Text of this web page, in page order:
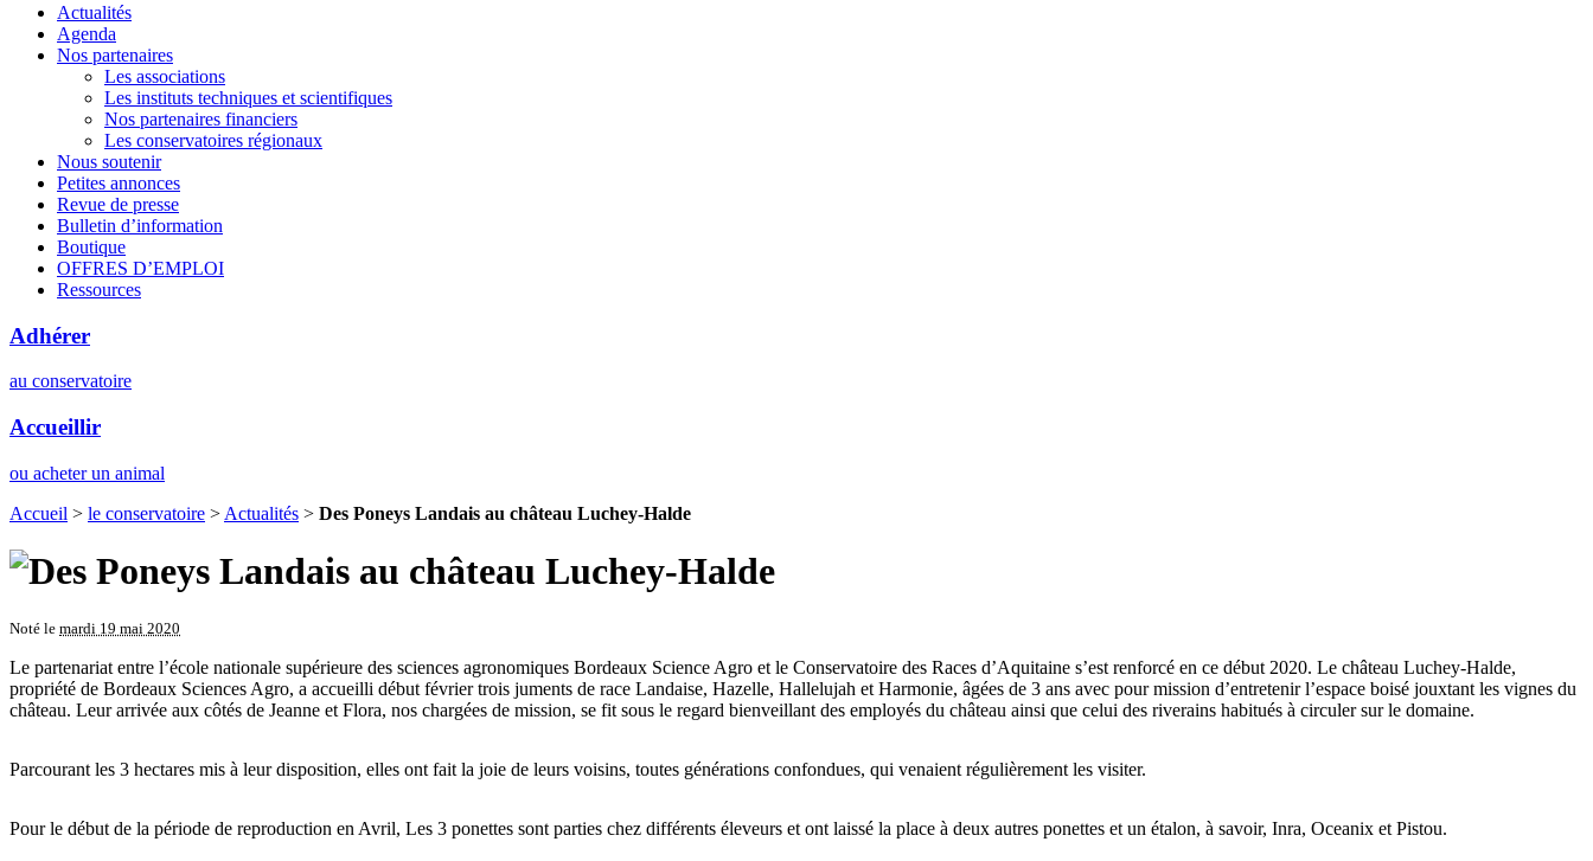
Actualités
Agenda
Nos partenaires
Les associations
Les instituts techniques et scientifiques
Nos partenaires financiers
Les conservatoires régionaux
Nous soutenir
Petites annonces
Revue de presse
Bulletin d’information
Boutique
OFFRES D’EMPLOI
Ressources
Adhérer
au conservatoire
Accueillir
ou acheter un animal
Accueil > le conservatoire > Actualités > Des Poneys Landais au château Luchey-Halde
Noté le mardi 19 mai 2020
Le partenariat entre l’école nationale supérieure des sciences agronomiques Bordeaux Science Agro et le Conservatoire des Races d’Aquitaine s’est renforcé en ce début 2020. Le château Luchey-Halde,
propriété de Bordeaux Sciences Agro, a accueilli début février trois juments de race Landaise, Hazelle, Hallelujah et Harmonie, âgées de 3 ans avec pour mission d’entretenir l’espace boisé jouxtant les vignes du
château. Leur arrivée aux côtés de Jeanne et Flora, nos chargées de mission, se fit sous le regard bienveillant des employés du château ainsi que celui des riverains habitués à circuler sur le domaine.
Parcourant les 3 hectares mis à leur disposition, elles ont fait la joie de leurs voisins, toutes générations confondues, qui venaient régulièrement les visiter.
Pour le début de la période de reproduction en Avril, Les 3 ponettes sont parties chez différents éleveurs et ont laissé la place à deux autres ponettes et un étalon, à savoir, Inra, Oceanix et Pistou.